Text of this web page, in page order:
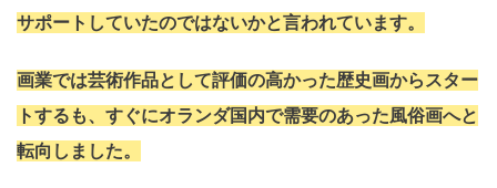
サポートしていたのではないかと言われています。
画業では芸術作品として評価の高かった歴史画からスター
トするも、すぐにオランダ国内で需要のあった風俗画へと
転向しました。